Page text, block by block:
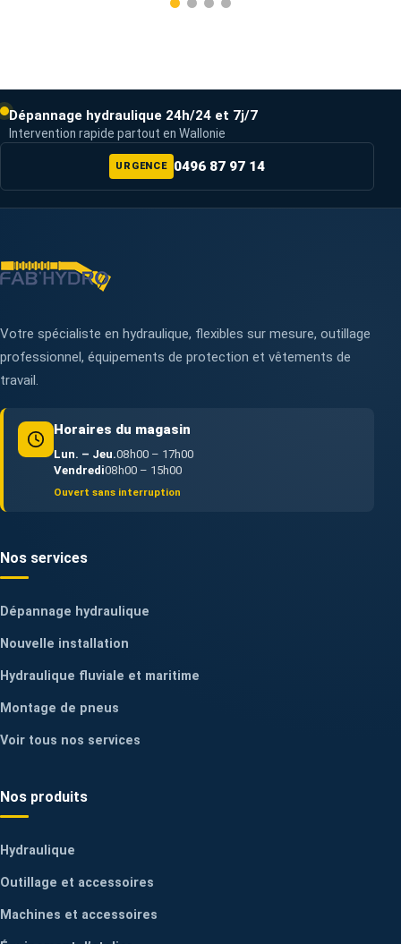
Dépannage hydraulique 24h/24 et 7j/7
Intervention rapide partout en Wallonie
URGENCE 0496 87 97 14
Votre spécialiste en hydraulique, flexibles sur mesure, outillage
professionnel, équipements de protection et vêtements de
travail.
Horaires du magasin
Lun. – Jeu.08h00 – 17h00
Vendredi08h00 – 15h00
Ouvert sans interruption
Nos services
Dépannage hydraulique
Nouvelle installation
Hydraulique fluviale et maritime
Montage de pneus
Voir tous nos services
Nos produits
Hydraulique
Outillage et accessoires
Machines et accessoires